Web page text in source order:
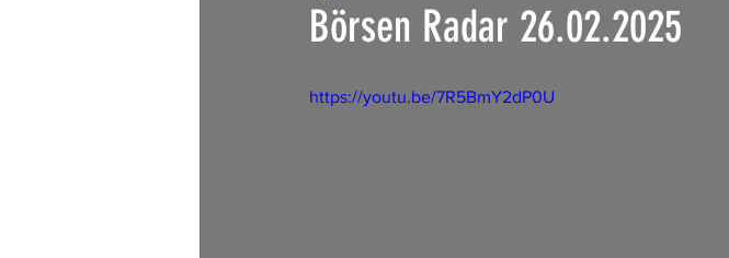
Börsen Radar 26.02.2025
https://youtu.be/7R5BmY2dP0U